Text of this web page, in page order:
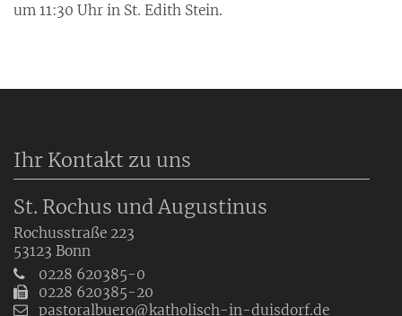
um 11:30 Uhr in St. Edith Stein.
Ihr Kontakt zu uns
St. Rochus und Augustinus
Rochusstraße 223
53123 Bonn
0228 620385-0
0228 620385-20
pastoralbuero@katholisch-in-duisdorf.de